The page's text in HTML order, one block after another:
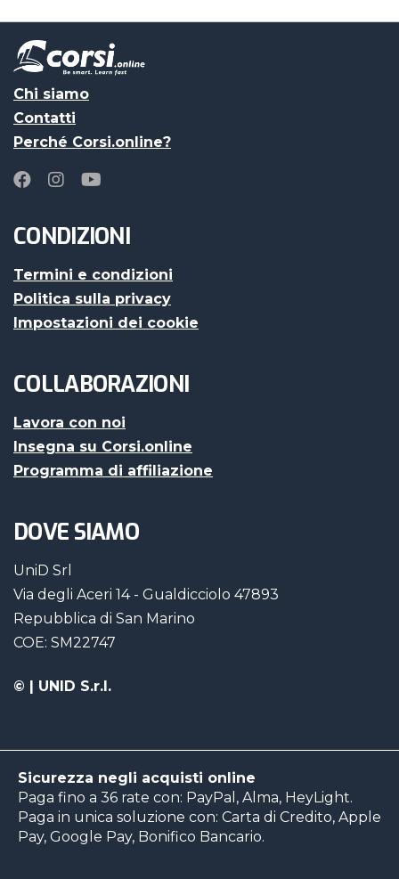
Chi siamo
Contatti
Perché Corsi.online?
CONDIZIONI
Termini e condizioni
Politica sulla privacy
Impostazioni dei cookie
COLLABORAZIONI
Lavora con noi
Insegna su Corsi.online
Programma di affiliazione
DOVE SIAMO
UniD Srl
Via degli Aceri 14 - Gualdicciolo 47893
Repubblica di San Marino
COE: SM22747
© | UNID S.r.l.
Sicurezza negli acquisti online
Paga fino a 36 rate con: PayPal, Alma, HeyLight.
Paga in unica soluzione con: Carta di Credito, Apple
Pay, Google Pay, Bonifico Bancario.